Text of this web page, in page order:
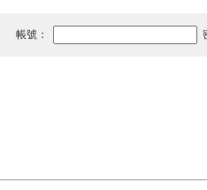
帳號：